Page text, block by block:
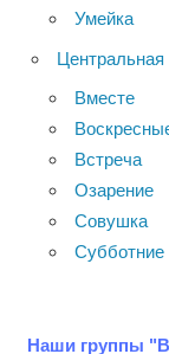
Умейка
Вместе
Встреча
Озарение
Совушка
Наши группы